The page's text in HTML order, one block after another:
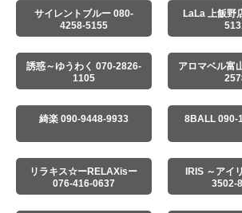
サイレントブルー 080-
4258-5155
LaLa 上飯野
誘惑～ゆうわく 070-2826-
1105
アロマベル富
綺楽 090-9448-9933 8BALL 090-
リラキス☆ーRELAXisー
076-416-0637
IRIS ～アイ
3502-